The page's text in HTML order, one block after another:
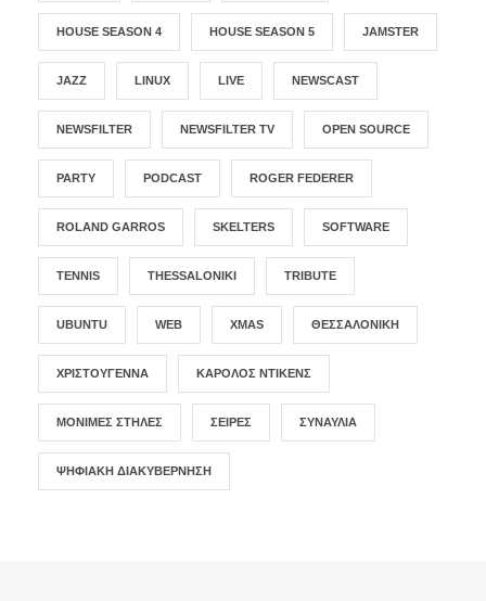
HOUSE SEASON 4 HOUSE SEASON 5 JAMSTER
JAZZ LINUX LIVE NEWSCAST
NEWSFILTER NEWSFILTER TV OPEN SOURCE
PARTY PODCAST ROGER FEDERER
ROLAND GARROS SKELTERS SOFTWARE
TENNIS THESSALONIKI TRIBUTE
UBUNTU WEB XMAS ΘΕΣΣΑΛΟΝΊΚΗ
ΧΡΙΣΤΟΎΓΕΝΝΑ ΚΆΡΟΛΟΣ ΝΤΊΚΕΝΣ
ΜΌΝΙΜΕΣ ΣΤΉΛΕΣ ΣΕΙΡΈΣ ΣΥΝΑΥΛΊΑ
ΨΗΦΙΑΚΉ ΔΙΑΚΥΒΈΡΝΗΣΗ